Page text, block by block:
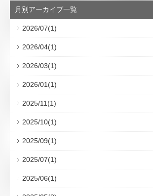
月別アーカイブ一覧
2026/07(1)
2026/04(1)
2026/03(1)
2026/01(1)
2025/11(1)
2025/10(1)
2025/09(1)
2025/07(1)
2025/06(1)